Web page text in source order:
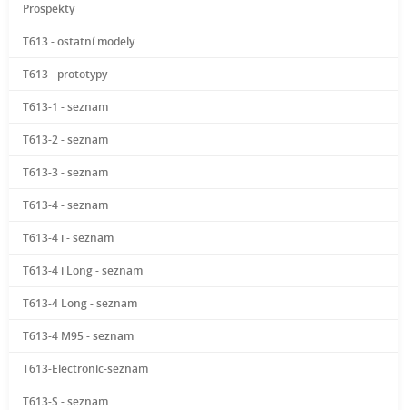
Prospekty
T613 - ostatní modely
T613 - prototypy
T613-1 - seznam
T613-2 - seznam
T613-3 - seznam
T613-4 - seznam
T613-4 i - seznam
T613-4 i Long - seznam
T613-4 Long - seznam
T613-4 M95 - seznam
T613-Electronic-seznam
T613-S - seznam